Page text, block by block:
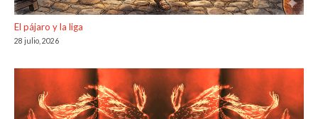
El pájaro y la liga
28 julio, 2026